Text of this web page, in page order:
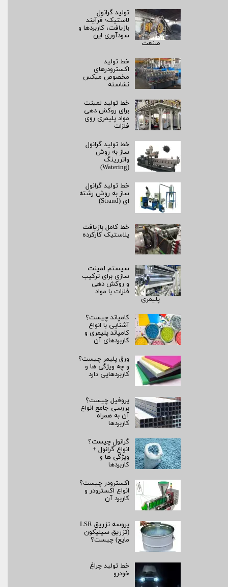
تولید گرانول
لاستیک؛ فرآیند
بازیافت، کاربردها و
سودآوری این
صنعت
خط تولید
اکسترودرهای
مخصوص میکس
نشاسته
خط تولید لمینت
برای روکش‌ دهی
مواد پلیمری روی
فلزات
خط تولید گرانول
ساز به روش
واتررینگ
(Watering)
خط تولید گرانول
ساز به روش رشته‌
ای (Strand)
خط کامل بازیافت
پلاستیک کارکرده
سیستم لمینت‌
سازی برای ترکیب
و روکش‌ دهی
فلزات با مواد
پلیمری
کامپاند چیست؟
آشنایی با انواع
کامپاند پلیمری و
کاربردهای آن
ورق پلیمر چیست؟
و چه ویژگی ها و
کاربردهایی دارد
پروفیل چیست؟
بررسی جامع انواع
آن به همراه
کاربردها
گرانول چیست؟
انواع گرانول +
ویژگی ها و
کاربردها
اکسترودر چیست؟
انواع اکسترودر و
کاربرد آن
پروسه تزریق LSR
(تزریق سیلیکون
مایع) چیست؟
خط تولید چراغ
خودرو